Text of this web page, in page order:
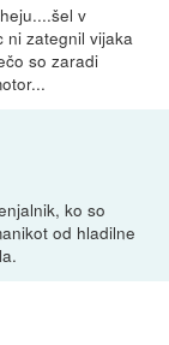
v
ni zategnil vijaka
so zaradi
ko so
od hladilne